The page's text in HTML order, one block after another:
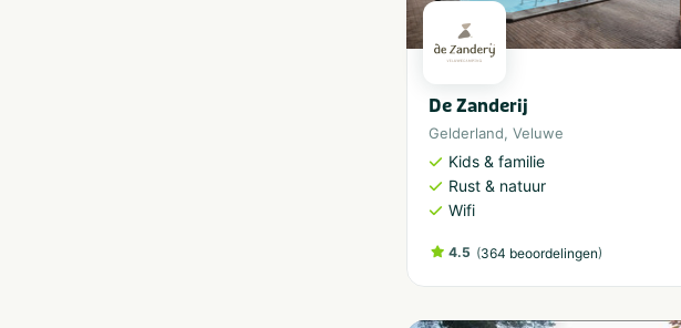
De Zanderij
Gelderland, Veluwe
Kids & familie
Rust & natuur
Wifi
4.5 (364 beoordelingen)